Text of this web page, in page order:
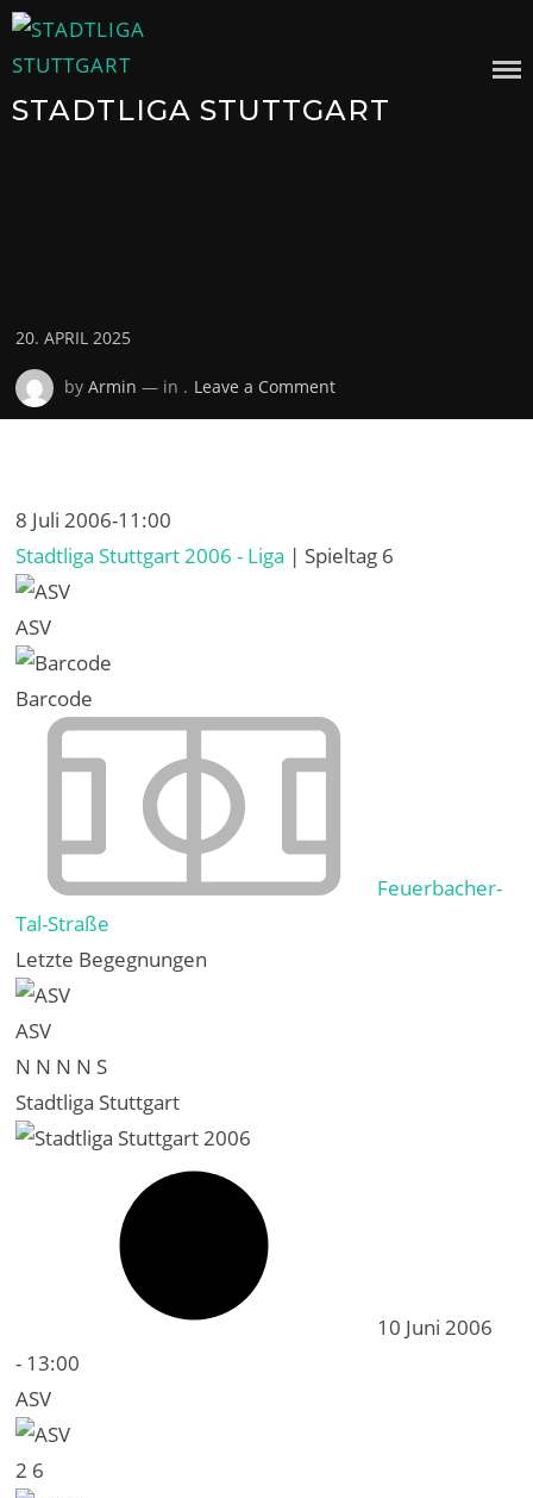
Skip
to
STADTLIGA STUTTGART
Posted
on
20. APRIL 2025
byArmin — in . Leave a Commenton
8 Juli 2006-11:00
Stadtliga Stuttgart 2006 - Liga | Spieltag 6
ASV
Barcode
Feuerbacher-
Tal-Straße
Letzte Begegnungen
ASV
N N N N S
Stadtliga Stuttgart
10 Juni 2006
- 13:00
ASV
2 6